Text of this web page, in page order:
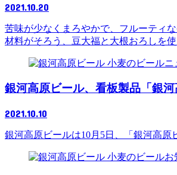
2021.10.20
苦味が少なくまろやかで、フルーティ
材料がそろう、豆大福と大根おろしを
ニ
銀河高原ビール、看板製品「銀
2021.10.10
銀河高原ビールは10月5日、「銀河高原
お